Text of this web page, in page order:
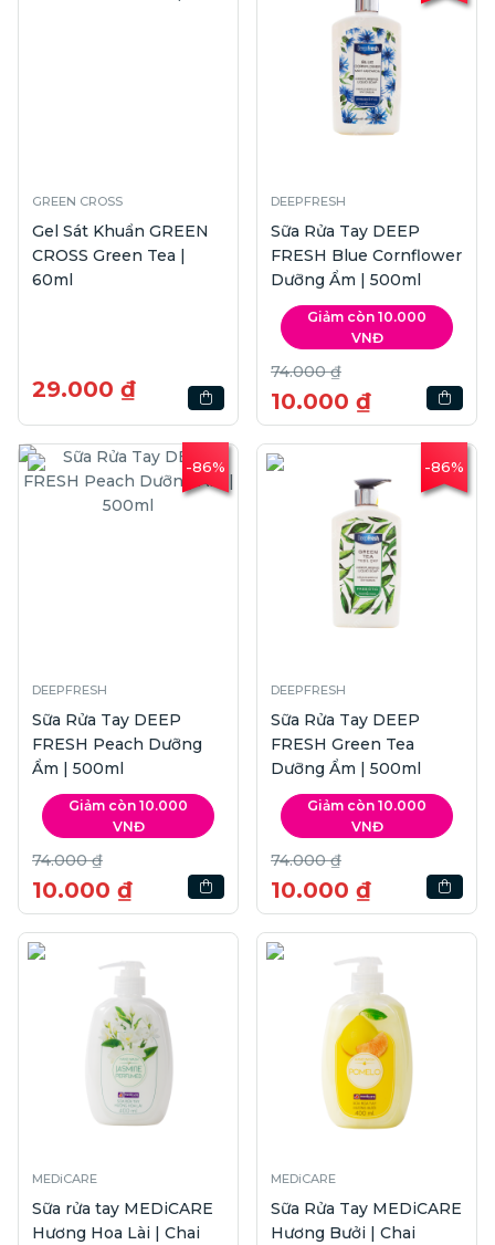
GREEN CROSS
Gel Sát Khuẩn GREEN
CROSS Green Tea |
60ml
29.000 ₫
DEEPFRESH
Sữa Rửa Tay DEEP
FRESH Blue Cornflower
Dưỡng Ẩm | 500ml
Giảm còn 10.000
VNĐ
74.000 ₫
10.000 ₫
-86%
DEEPFRESH
Sữa Rửa Tay DEEP
FRESH Peach Dưỡng
Ẩm | 500ml
Giảm còn 10.000
VNĐ
74.000 ₫
10.000 ₫
-86%
DEEPFRESH
Sữa Rửa Tay DEEP
FRESH Green Tea
Dưỡng Ẩm | 500ml
Giảm còn 10.000
VNĐ
74.000 ₫
10.000 ₫
MEDiCARE
Sữa rửa tay MEDiCARE
Hương Hoa Lài | Chai
MEDiCARE
Sữa Rửa Tay MEDiCARE
Hương Bưởi | Chai